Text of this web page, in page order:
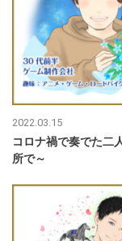
2022.03.15
コロナ禍で奏でた二
所で～